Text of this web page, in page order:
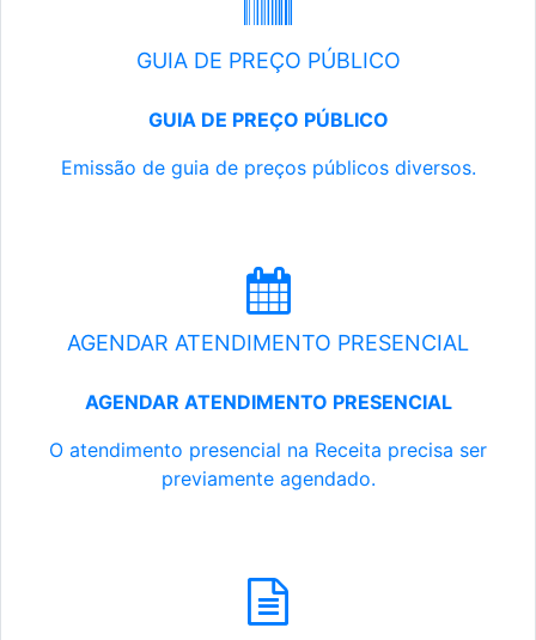
GUIA DE PREÇO PÚBLICO
GUIA DE PREÇO PÚBLICO
Emissão de guia de preços públicos diversos.
AGENDAR ATENDIMENTO PRESENCIAL
AGENDAR ATENDIMENTO PRESENCIAL
O atendimento presencial na Receita precisa ser
previamente agendado.